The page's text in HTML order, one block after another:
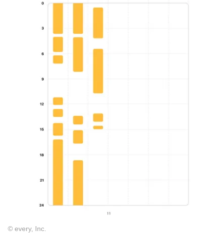
© every, Inc.